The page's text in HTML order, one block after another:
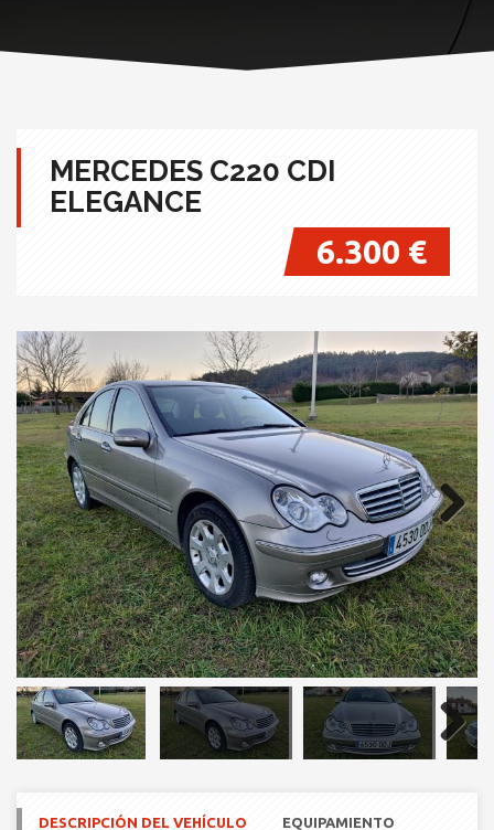
MERCEDES C220 CDI
ELEGANCE
6.300 €
Next
DESCRIPCIÓN DEL VEHÍCULO
EQUIPAMIENTO